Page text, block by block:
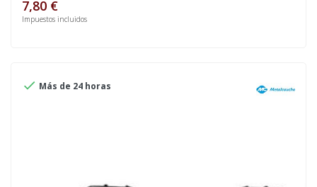
7,80 €
Impuestos incluidos
 Más de 24 horas